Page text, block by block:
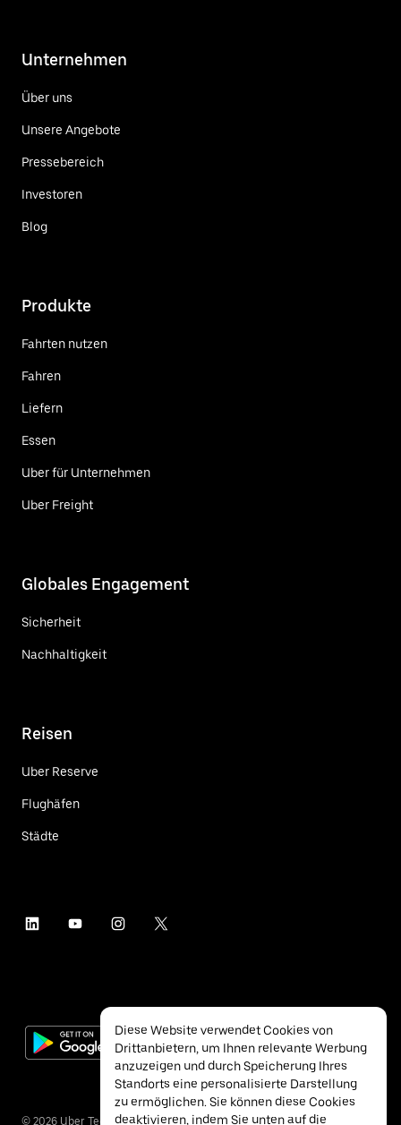
Unternehmen
Über uns
Unsere Angebote
Pressebereich
Investoren
Blog
Produkte
Fahrten nutzen
Fahren
Liefern
Essen
Uber für Unternehmen
Uber Freight
Globales Engagement
Sicherheit
Nachhaltigkeit
Reisen
Uber Reserve
Flughäfen
Städte
© 2026 Uber Technologies Inc.
Diese Website verwendet Cookies von
Drittanbietern, um Ihnen relevante Werbung
anzuzeigen und durch Speicherung Ihres
Standorts eine personalisierte Darstellung
zu ermöglichen. Sie können diese Cookies
deaktivieren, indem Sie unten auf die